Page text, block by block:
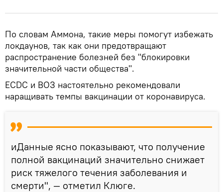
По словам Аммона, такие меры помогут избежать
локдаунов, так как они предотвращают
распространение болезней без "блокировки
значительной части общества".
ECDC и ВОЗ настоятельно рекомендовали
наращивать темпы вакцинации от коронавируса.
иДанные ясно показывают, что получение
полной вакцинаций значительно снижает
риск тяжелого течения заболевания и
смерти", — отметил Клюге.